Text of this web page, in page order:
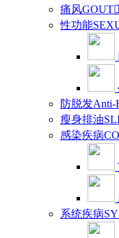
痛风GOUT
性功能
防脱发Anti-
瘦身排油
感染疾病
系统疾病